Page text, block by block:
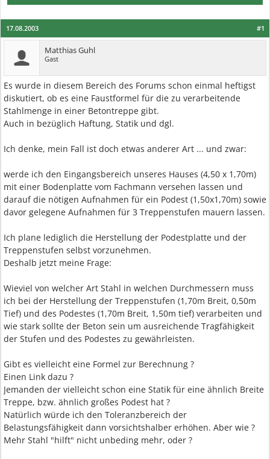
#1
17.08.2003
Matthias Guhl
Gast
Es wurde in diesem Bereich des Forums schon einmal heftigst
diskutiert, ob es eine Faustformel für die zu verarbeitende
Stahlmenge in einer Betontreppe gibt.
Auch in bezüglich Haftung, Statik und dgl.
Ich denke, mein Fall ist doch etwas anderer Art ... und zwar:
werde ich den Eingangsbereich unseres Hauses (4,50 x 1,70m)
mit einer Bodenplatte vom Fachmann versehen lassen und
darauf die nötigen Aufnahmen für ein Podest (1,50x1,70m) sowie
davor gelegene Aufnahmen für 3 Treppenstufen mauern lassen.
Ich plane lediglich die Herstellung der Podestplatte und der
Treppenstufen selbst vorzunehmen.
Deshalb jetzt meine Frage:
Wieviel von welcher Art Stahl in welchen Durchmessern muss
ich bei der Herstellung der Treppenstufen (1,70m Breit, 0,50m
Tief) und des Podestes (1,70m Breit, 1,50m tief) verarbeiten und
wie stark sollte der Beton sein um ausreichende Tragfähigkeit
der Stufen und des Podestes zu gewährleisten.
Gibt es vielleicht eine Formel zur Berechnung ?
Einen Link dazu ?
Jemanden der vielleicht schon eine Statik für eine ähnlich Breite
Treppe, bzw. ähnlich großes Podest hat ?
Natürlich würde ich den Toleranzbereich der
Belastungsfähigkeit dann vorsichtshalber erhöhen. Aber wie ?
Mehr Stahl "hilft" nicht unbeding mehr, oder ?